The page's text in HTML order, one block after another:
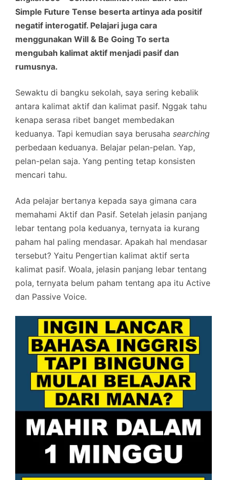
Simple Future Tense beserta artinya ada positif
negatif interogatif. Pelajari juga cara
menggunakan Will & Be Going To serta
mengubah kalimat aktif menjadi pasif dan
rumusnya.
Sewaktu di bangku sekolah, saya sering kebalik
antara kalimat aktif dan kalimat pasif. Nggak tahu
kenapa serasa ribet banget membedakan
keduanya. Tapi kemudian saya berusaha searching
perbedaan keduanya. Belajar pelan-pelan. Yap,
pelan-pelan saja. Yang penting tetap konsisten
mencari tahu.
Ada pelajar bertanya kepada saya gimana cara
memahami Aktif dan Pasif. Setelah jelasin panjang
lebar tentang pola keduanya, ternyata ia kurang
paham hal paling mendasar. Apakah hal mendasar
tersebut? Yaitu Pengertian kalimat aktif serta
kalimat pasif. Woala, jelasin panjang lebar tentang
pola, ternyata belum paham tentang apa itu Active
dan Passive Voice.